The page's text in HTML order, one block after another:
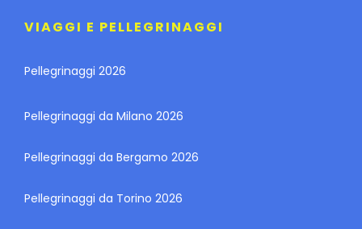
VIAGGI E PELLEGRINAGGI
Pellegrinaggi 2026
Pellegrinaggi da Milano 2026
Pellegrinaggi da Bergamo 2026
Pellegrinaggi da Torino 2026